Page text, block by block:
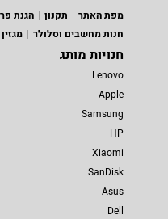
מפת האתר
תקנון הגנת
חנות מחשבים וסלולר
חנויות מותג
Lenovo
Apple
Samsung
HP
Xiaomi
SanDisk
Asus
Dell